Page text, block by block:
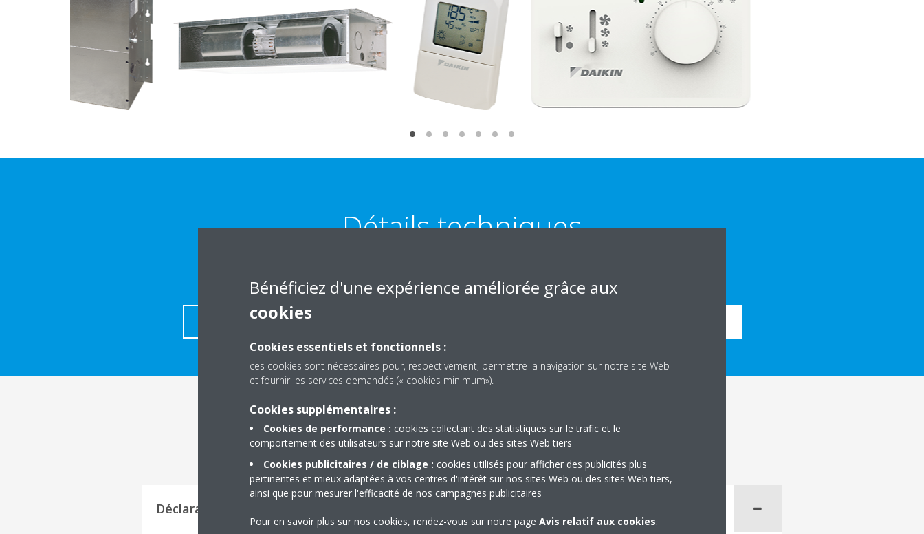
Détails techniques
TÉLECHARGER LES DÉTAILS TECHNIQUES DU PRODUIT
Documentation
Déclaration de conformité
Bénéficiez d'une expérience améliorée grâce aux
cookies
Cookies essentiels et fonctionnels :
ces cookies sont nécessaires pour, respectivement, permettre la navigation sur notre site Web
et fournir les services demandés (« cookies minimum»).
Cookies supplémentaires :
Cookies de performance : cookies collectant des statistiques sur le trafic et le
comportement des utilisateurs sur notre site Web ou des sites Web tiers
Cookies publicitaires / de ciblage : cookies utilisés pour afficher des publicités plus
pertinentes et mieux adaptées à vos centres d'intérêt sur nos sites Web ou des sites Web tiers,
ainsi que pour mesurer l'efficacité de nos campagnes publicitaires
Pour en savoir plus sur nos cookies, rendez-vous sur notre page Avis relatif aux cookies.